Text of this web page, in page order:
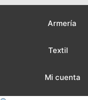
Armería
Textil
Mi cuenta